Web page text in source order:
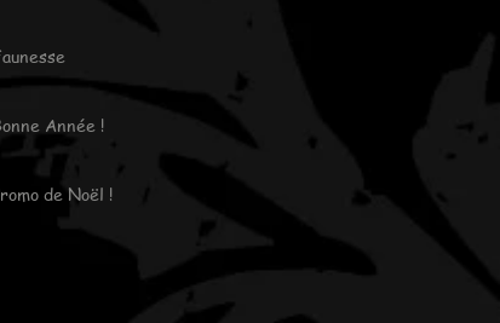
Année !
de Noël !